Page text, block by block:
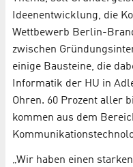
Ideenentwicklung, die
Wettbewerb Berlin-
zwischen
einige Bausteine, die
Informatik der HU in
Ohren. 60 Prozent aller
kommen aus dem
„Wir haben einen